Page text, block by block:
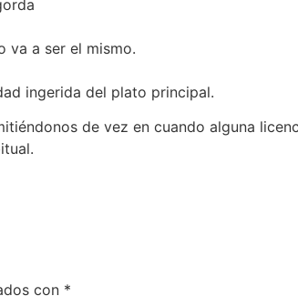
va a ser el mismo.
ingerida del plato principal.
de vez en cuando alguna
con *